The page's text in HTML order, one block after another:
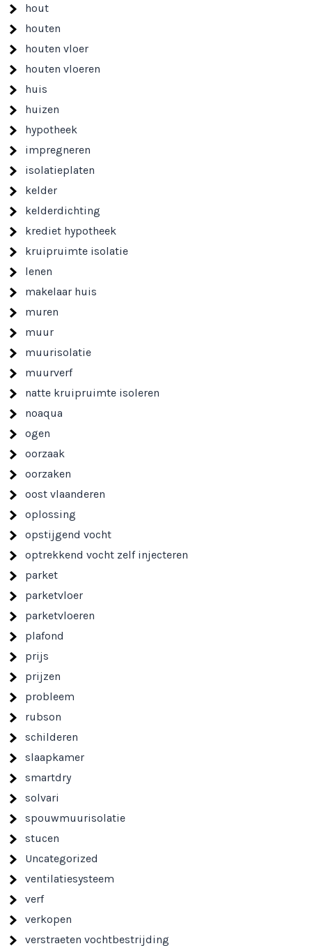
hout
houten
houten vloer
houten vloeren
huis
huizen
hypotheek
impregneren
isolatieplaten
kelder
kelderdichting
krediet hypotheek
kruipruimte isolatie
lenen
makelaar huis
muren
muur
muurisolatie
muurverf
natte kruipruimte isoleren
noaqua
ogen
oorzaak
oorzaken
oost vlaanderen
oplossing
opstijgend vocht
optrekkend vocht zelf injecteren
parket
parketvloer
parketvloeren
plafond
prijs
prijzen
probleem
rubson
schilderen
slaapkamer
smartdry
solvari
spouwmuurisolatie
stucen
Uncategorized
ventilatiesysteem
verf
verkopen
verstraeten vochtbestrijding